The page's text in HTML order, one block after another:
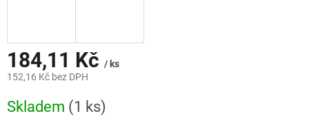
184,11 Kč / ks
152,16 Kč bez DPH
cena:
Skladem (1 ks)